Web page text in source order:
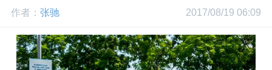
网
作者： 张驰 2017/08/19 06:09